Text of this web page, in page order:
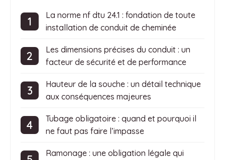
La norme nf dtu 24.1 : fondation de toute
installation de conduit de cheminée
Les dimensions précises du conduit : un
facteur de sécurité et de performance
Hauteur de la souche : un détail technique
aux conséquences majeures
Tubage obligatoire : quand et pourquoi il
ne faut pas faire l’impasse
Ramonage : une obligation légale qui